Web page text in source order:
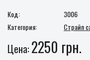
Код:
3006
Категория:
Страйп
Цена:2250 грн.